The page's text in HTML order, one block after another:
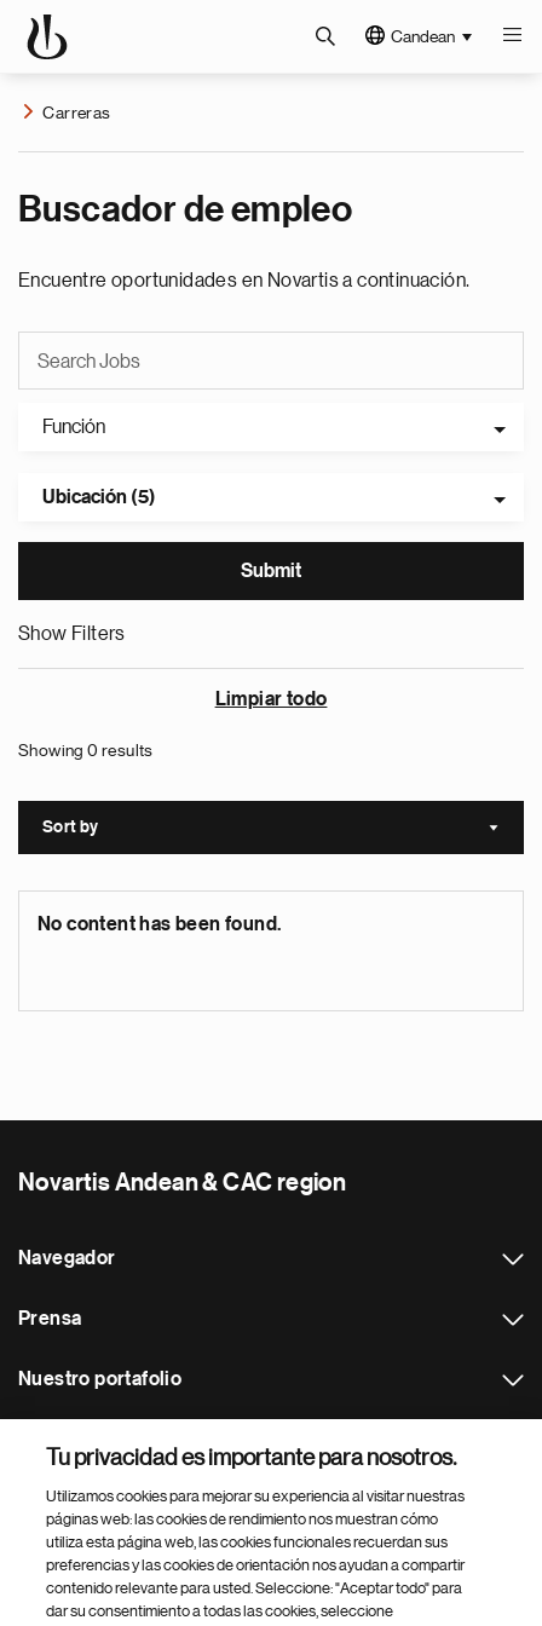
Candean
Carreras
Buscador de empleo
Encuentre oportunidades en Novartis a continuación.
Función
Ubicación (5)
Show Filters
Limpiar todo
Showing 0 results
Sort by Sort
No content has been found.
Novartis Andean & CAC region
Navegador
Prensa
Nuestro portafolio
Footer Site Search
Tu privacidad es importante para nosotros.
Utilizamos cookies para mejorar su experiencia al visitar nuestras
páginas web: las cookies de rendimiento nos muestran cómo
utiliza esta página web, las cookies funcionales recuerdan sus
preferencias y las cookies de orientación nos ayudan a compartir
contenido relevante para usted. Seleccione: "Aceptar todo" para
dar su consentimiento a todas las cookies, seleccione